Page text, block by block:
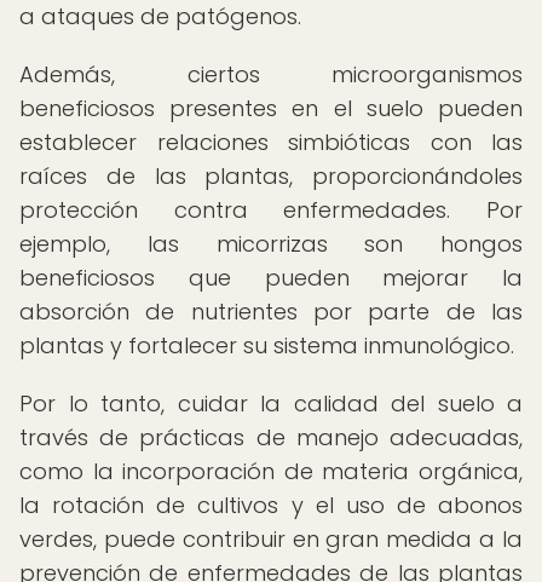
a ataques de patógenos.
Además, ciertos microorganismos
beneficiosos presentes en el suelo pueden
establecer relaciones simbióticas con las
raíces de las plantas, proporcionándoles
protección contra enfermedades. Por
ejemplo, las micorrizas son hongos
beneficiosos que pueden mejorar la
absorción de nutrientes por parte de las
plantas y fortalecer su sistema inmunológico.
Por lo tanto, cuidar la calidad del suelo a
través de prácticas de manejo adecuadas,
como la incorporación de materia orgánica,
la rotación de cultivos y el uso de abonos
verdes, puede contribuir en gran medida a la
prevención de enfermedades de las plantas